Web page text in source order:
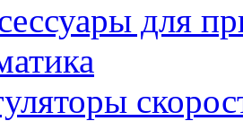
для